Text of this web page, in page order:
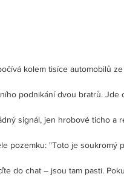
kolem tisíce automobilů
podnikání dvou bratrů. Jde
signál, jen hrobové ticho a
pozemku: "Toto je soukromý
do chat – jsou tam pasti.